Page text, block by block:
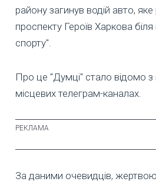
району загинув водій авто,
проспекту Героїв Харкова
спорту".
Про це "Думці" стало відомо з
місцевих телеграм-каналах.
За даними очевидців,